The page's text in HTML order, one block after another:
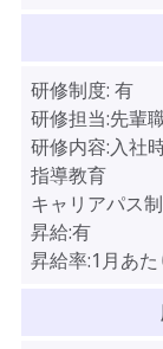
研修制度: 有
研修担当:先輩
研修内容:入社
指導教育
キャリアパス
昇給:有
昇給率:1月あ